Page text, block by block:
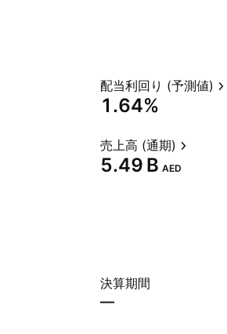
配当利回り (予測値)
1.64%
売上高 (通期)
‪5.49 B‬ AED
決算期間
—